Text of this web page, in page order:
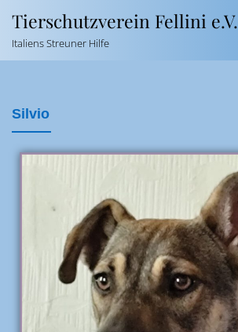
Tierschutzverein Fellini e.V.
Italiens Streuner Hilfe
Silvio